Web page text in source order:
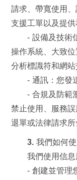
請求、帶寬使用、
支援工單以及提供
- 設備及技術
操作系統、大致位
分析標識符和網站
- 通訊：您發
- 合規及防範
禁止使用、服務誤
退單或法律請求所
3. 我們如何
我們使用信息
- 創建並管理